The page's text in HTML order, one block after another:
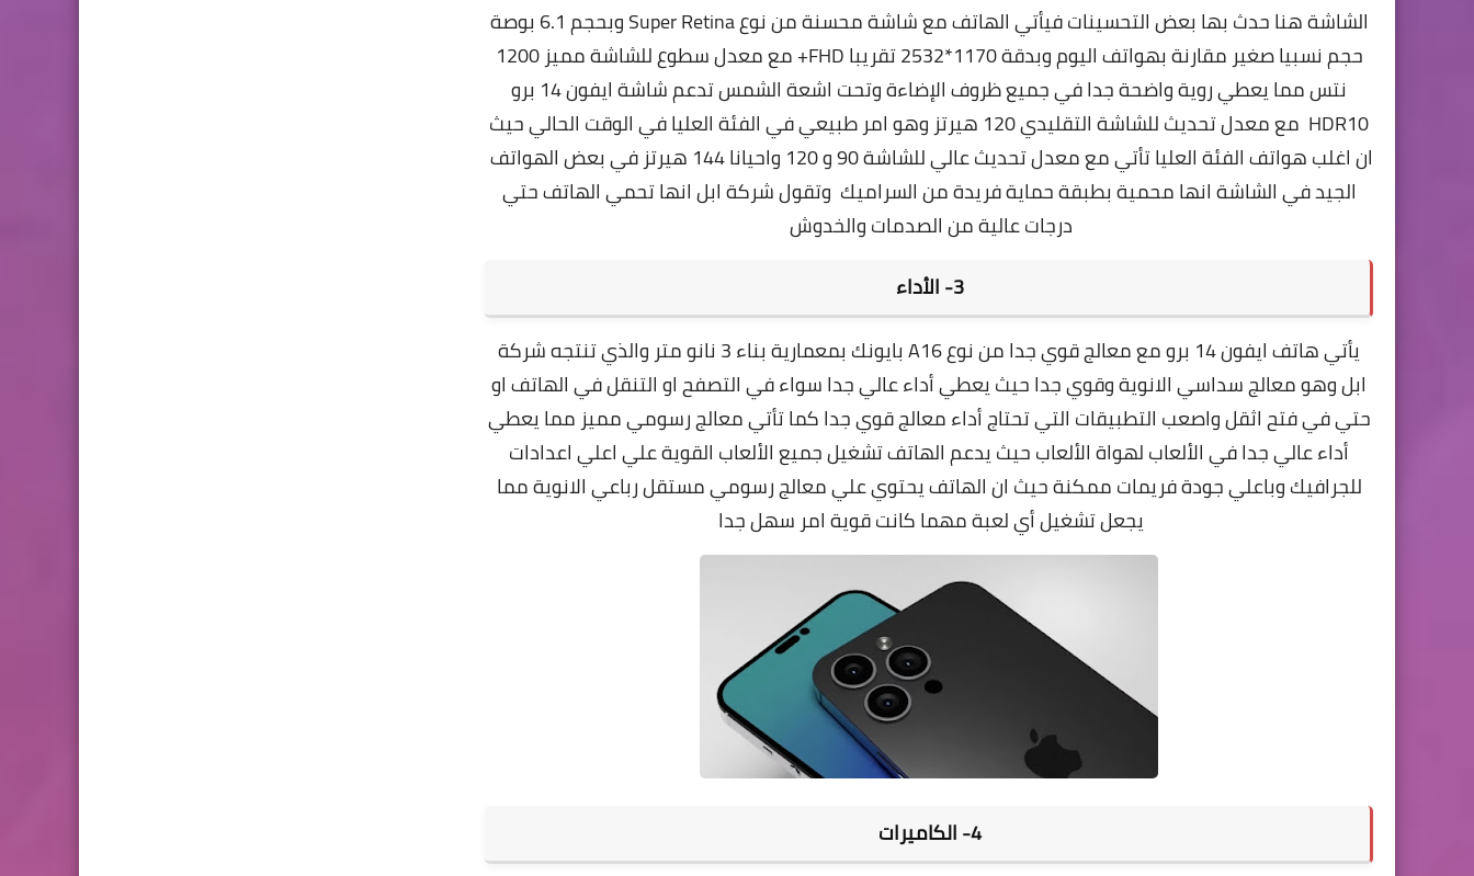
الشاشة هنا حدث بها بعض التحسينات فيأتي الهاتف مع شاشة محسنة من نوع Super Retina وبحجم 6.1 بوصة
حجم نسبيا صغير مقارنة بهواتف اليوم وبدقة 1170*2532 تقريبا FHD+ مع معدل سطوع للشاشة مميز 1200
نتس مما يعطي روية واضحة جدا في جميع ظروف الإضاءة وتحت اشعة الشمس تدعم شاشة ايفون 14 برو
HDR10 مع معدل تحديث للشاشة التقليدي 120 هيرتز وهو امر طبيعي في الفئة العليا في الوقت الحالي حيث
ان اغلب هواتف الفئة العليا تأتي مع معدل تحديث عالي للشاشة 90 و 120 واحيانا 144 هيرتز في بعض الهواتف
الجيد في الشاشة انها محمية بطبقة حماية فريدة من السراميك وتقول شركة ابل انها تحمي الهاتف حتي
درجات عالية من الصدمات والخدوش
3- الأداء
يأتي
هاتف ايفون 14 برو مع معالج قوي جدا من نوع A16 بايونك بمعمارية بناء 3 نانو متر والذي تنتجه شركة
ابل وهو معالج سداسي الانوية وقوي جدا حيث يعطي أداء عالي جدا سواء في التصفح او التنقل في الهاتف او
حتي في فتح اثقل واصعب التطبيقات التي تحتاج أداء معالج قوي جدا كما تأتي معالج رسومي مميز مما يعطي
أداء عالي جدا في الألعاب لهواة الألعاب حيث يدعم الهاتف تشغيل جميع الألعاب القوية علي اعلي اعدادات
للجرافيك وباعلي جودة فريمات ممكنة حيث ان الهاتف يحتوي علي معالج رسومي مستقل رباعي الانوية مما
يجعل تشغيل أي لعبة مهما كانت قوية امر سهل جدا
4- الكاميرات